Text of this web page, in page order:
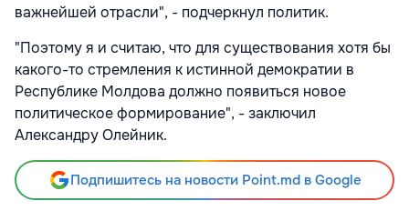
важнейшей отрасли", - подчеркнул политик.
"Поэтому я и считаю, что для существования хотя бы
какого-то стремления к истинной демократии в
Республике Молдова должно появиться новое
политическое формирование", - заключил
Александру Олейник.
Подпишитесь на новости Point.md в Google